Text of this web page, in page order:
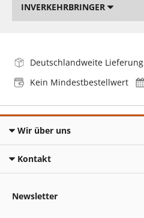
INVERKEHRBRINGER
Deutschlandweite Lieferung
Kein Mindestbestellwert
Wir über uns
Kontakt
Newsletter